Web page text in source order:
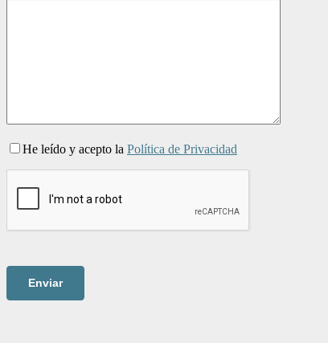
He leído y acepto la Política de Privacidad